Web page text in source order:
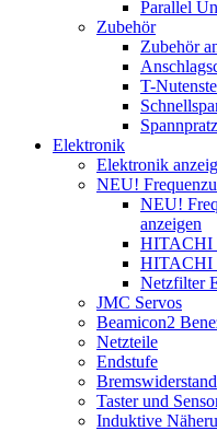
Parallel
Zubehör
Zubehör
T-
Elektronik
Elektronik
NEU!
NEU!
anzeigen
HITACHI
HITACHI
Netzfilter
JMC Servos
Beamicon2
Netzteile
Endstufe
Bremswiderstand
Taster und
Induktive